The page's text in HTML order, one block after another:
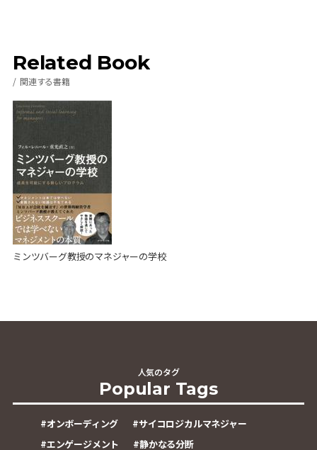
Related Book
関連する書籍
ミンツバーグ教授のマネジャーの学校
人気のタグ
Popular Tags
#オンボーディング #サイコロジカルマネジャー
#エンゲージメント #静かなる分断